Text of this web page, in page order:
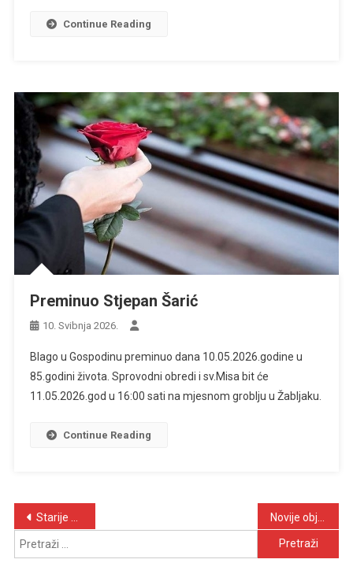
Continue Reading
Preminuo Stjepan Šarić
10. Svibnja 2026.
Blago u Gospodinu preminuo dana 10.05.2026.godine u
85.godini života. Sprovodni obredi i sv.Misa bit će
11.05.2026.god u 16:00 sati na mjesnom groblju u Žabljaku.
Continue Reading
Navigacija
objava
Starije objave
Pretraži: